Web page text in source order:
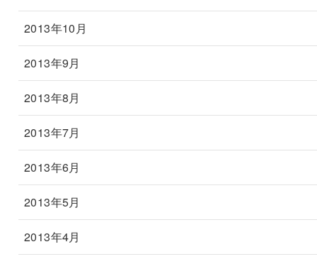
2013年10月
2013年9月
2013年8月
2013年7月
2013年6月
2013年5月
2013年4月